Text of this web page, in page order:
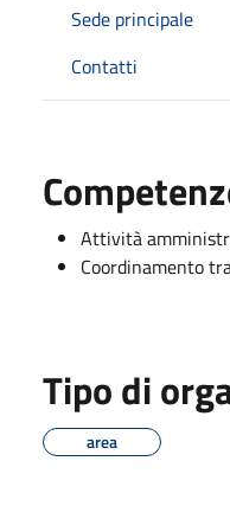
Sede principale
Contatti
Attività
Coordinamento
Tipo di
area